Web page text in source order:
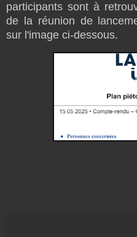
participants sont à
de la réunion de
sur l'image ci-dessous.